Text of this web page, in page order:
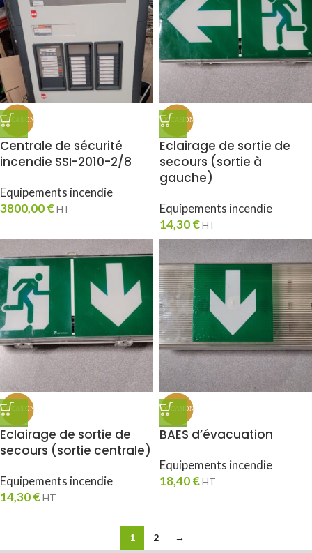
Centrale de sécurité
incendie SSI-2010-2/8
Equipements incendie
3800,00€HT
Eclairage de sortie de
secours (sortie à
gauche)
Equipements incendie
14,30€HT
Eclairage de sortie de
secours (sortie centrale)
Equipements incendie
14,30€HT
BAES d’évacuation
Equipements incendie
18,40€HT
1 2 →